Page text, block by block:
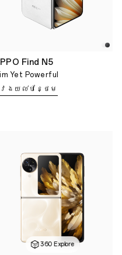
Find N5
Yet Powerful
ែងយល់បន្ថែម
360 Explore